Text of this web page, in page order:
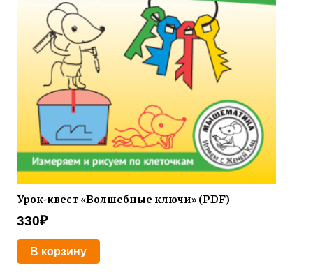
Урок-квест «Волшебные ключи» (PDF)
330₽
В корзину